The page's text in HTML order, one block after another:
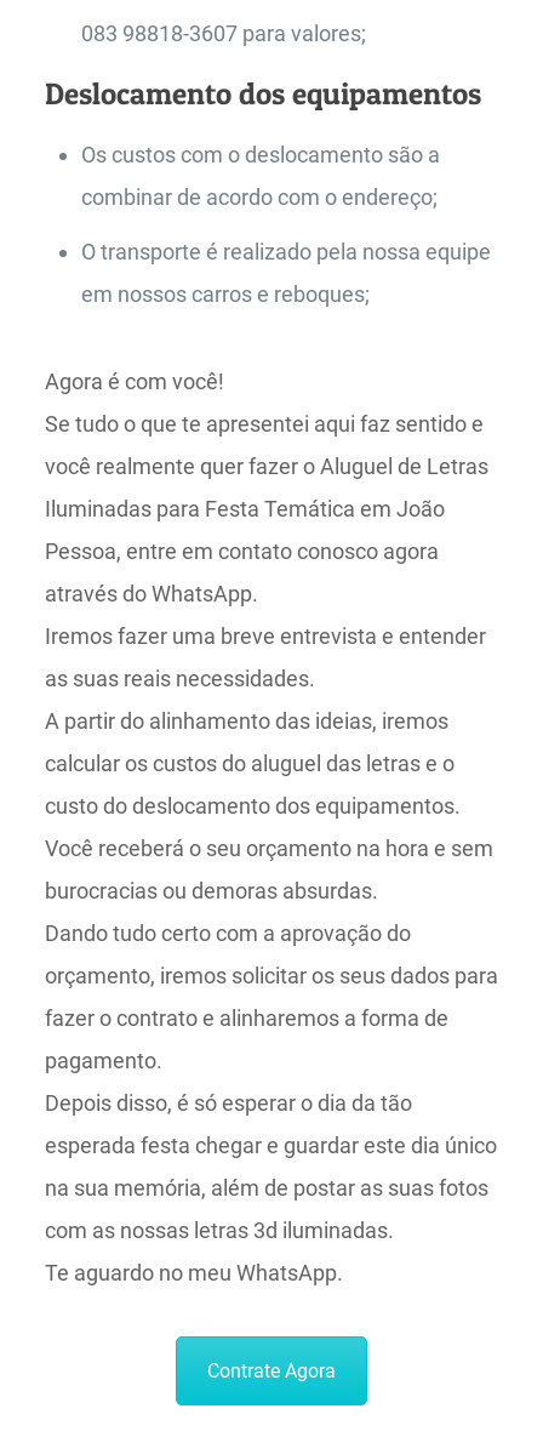
083 98818-3607 para valores;
Deslocamento dos equipamentos
Os custos com o deslocamento são a
combinar de acordo com o endereço;
O transporte é realizado pela nossa equipe
em nossos carros e reboques;
Agora é com você!
Se tudo o que te apresentei aqui faz sentido e
você realmente quer fazer o Aluguel de Letras
Iluminadas para Festa Temática em João
Pessoa, entre em contato conosco agora
através do WhatsApp.
Iremos fazer uma breve entrevista e entender
as suas reais necessidades.
A partir do alinhamento das ideias, iremos
calcular os custos do aluguel das letras e o
custo do deslocamento dos equipamentos.
Você receberá o seu orçamento na hora e sem
burocracias ou demoras absurdas.
Dando tudo certo com a aprovação do
orçamento, iremos solicitar os seus dados para
fazer o contrato e alinharemos a forma de
pagamento.
Depois disso, é só esperar o dia da tão
esperada festa chegar e guardar este dia único
na sua memória, além de postar as suas fotos
com as nossas letras 3d iluminadas.
Te aguardo no meu WhatsApp.
Contrate Agora